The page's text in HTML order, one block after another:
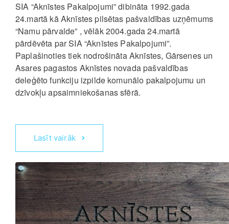
SIA “Aknīstes Pakalpojumi” dibināta 1992.gada
24.martā kā Aknīstes pilsētas pašvaldības uzņēmums
“Namu pārvalde” , vēlāk 2004.gada 24.martā
pārdēvēta par SIA “Aknīstes Pakalpojumi”.
Paplašinoties tiek nodrošināta Aknīstes, Gārsenes un
Asares pagastos Aknīstes novada pašvaldības
deleģēto funkciju izpilde komunālo pakalpojumu un
dzīvokļu apsaimniekošanas sfērā.
Lasīt vairāk